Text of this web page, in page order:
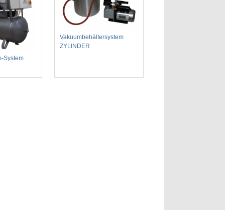
System
Vakuumbehältersystem
ZYLINDER